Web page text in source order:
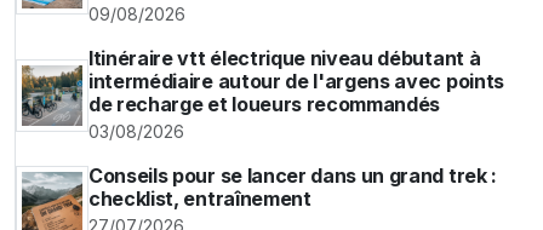
09/08/2026
Itinéraire vtt électrique niveau débutant à
intermédiaire autour de l'argens avec points
de recharge et loueurs recommandés
03/08/2026
Conseils pour se lancer dans un grand trek :
checklist, entraînement
27/07/2026